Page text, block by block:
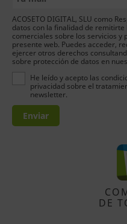
ACOSETO DIGITAL, SLU como
datos con la finalidad de
comerciales sobre los servicios y
presente web. Puedes acceder,
ejercer otros derechos
sobre protección de datos en
He leído y acepto las
privacidad sobre el
newsletter.
Enviar
DE